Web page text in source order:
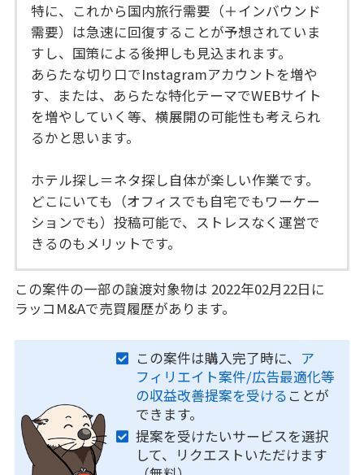
特に、これから国内旅行需要（＋インバウンド
需要）は急速に回復することが予想されていま
すし、国策による後押しも見込まれます。
あらたな切り口でInstagramアカウントを増や
す、または、あらたな特化テーマでWEBサイト
を増やしていく等、横展開の可能性も考えられ
るかと思います。
ホテル探し＝ネタ探し自体が楽しい作業です。
どこにいても（オフィスでも自宅でもワーケー
ションでも）投稿可能で、ストレスなく運営で
きるのもメリットです。
この案件の一部の譲渡対象物は 2022年02月22日に
ラッコM&Aで売買履歴があります。
この案件は購入完了時に、 ア
フィリエイト案件/広告最適化等
の収益改善提案を受ける ことが
できます。
提案を受けたいサービスを選択
して、リクエストいただけます